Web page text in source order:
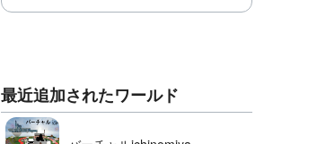
最近追加されたワールド